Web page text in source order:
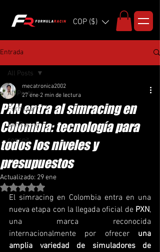
COP ($)
Entrada
All Posts
Formula 1
SimRacing
conspit
All Posts
PXN entra al simracing en
Colombia: tecnología para
todos los niveles y
presupuestos
mecatronica2002
27 ene 2 min de lectura
Actualizado: 29 ene
Obtuvo NaN de 5 estrellas.
El simracing en Colombia entra en una
nueva etapa con la llegada oficial de PXN,
una marca reconocida
internacionalmente por ofrecer una
amplia variedad de simuladores de